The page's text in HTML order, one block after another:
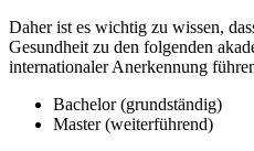
Daher ist es wichtig zu wissen,
Gesundheit zu den folgenden
internationaler Anerkennung
Bachelor (grundständig)
Master (weiterführend)